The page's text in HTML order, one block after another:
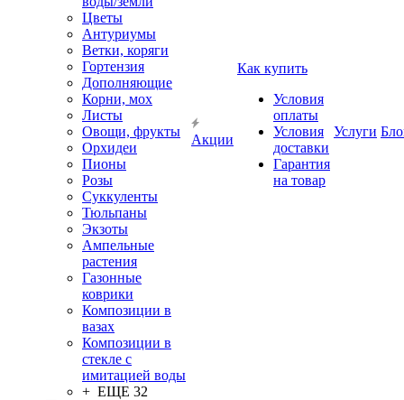
Цветы
Антуриумы
Ветки, коряги
Гортензия
Дополняющие
Корни, мох
Листы
Овощи, фрукты
Орхидеи
Пионы
Розы
Суккуленты
Тюльпаны
Экзоты
Ампельные
растения
Газонные
коврики
Композиции в
вазах
Композиции в
стекле с
имитацией воды
+ ЕЩЕ 32
Акции
Как купить
Условия
оплаты
Условия
доставки
Гарантия
на товар
Услуги